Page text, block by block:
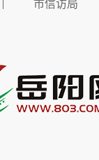
市信访局